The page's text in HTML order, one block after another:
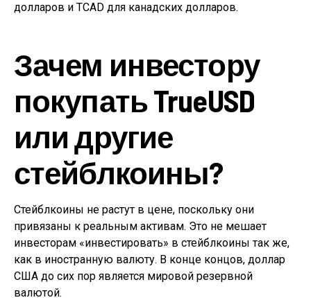
долларов и TCAD для канадских долларов.
Зачем инвестору
покупать TrueUSD
или другие
стейблкоины?
Стейблкоины не растут в цене, поскольку они
привязаны к реальным активам. Это не мешает
инвесторам «инвестировать» в стейблкоины так же,
как в иностранную валюту. В конце концов, доллар
США до сих пор является мировой резервной
валютой.